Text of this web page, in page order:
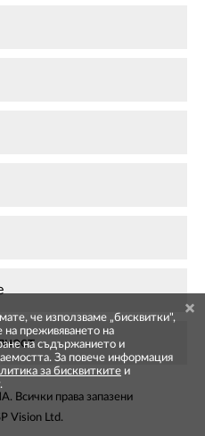
права запазени
Vision Ltd.
че използваме „бисквитки",
на преживяването на
на съдържанието и
За повече информация
за бисквитките и
.